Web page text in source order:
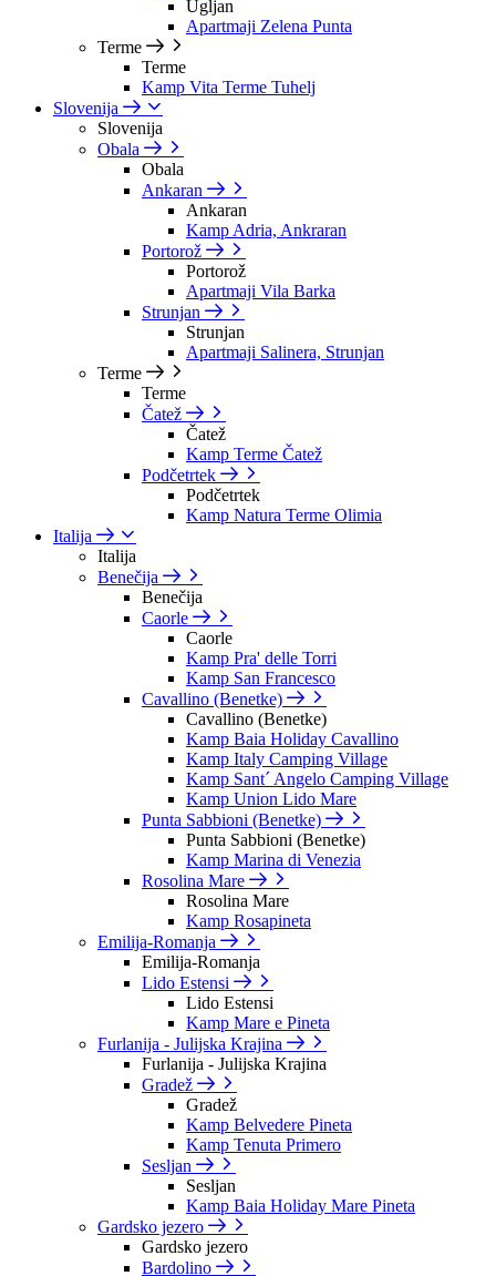
Ugljan
Apartmaji Zelena Punta
Terme
Terme
Kamp Vita Terme Tuhelj
Slovenija
Slovenija
Obala
Obala
Ankaran
Ankaran
Kamp Adria, Ankraran
Portorož
Portorož
Apartmaji Vila Barka
Strunjan
Strunjan
Apartmaji Salinera, Strunjan
Terme
Terme
Čatež
Čatež
Kamp Terme Čatež
Podčetrtek
Podčetrtek
Kamp Natura Terme Olimia
Italija
Italija
Benečija
Benečija
Caorle
Caorle
Kamp Pra' delle Torri
Kamp San Francesco
Cavallino (Benetke)
Cavallino (Benetke)
Kamp Baia Holiday Cavallino
Kamp Italy Camping Village
Kamp Sant´ Angelo Camping Village
Kamp Union Lido Mare
Punta Sabbioni (Benetke)
Punta Sabbioni (Benetke)
Kamp Marina di Venezia
Rosolina Mare
Rosolina Mare
Kamp Rosapineta
Emilija-Romanja
Emilija-Romanja
Lido Estensi
Lido Estensi
Kamp Mare e Pineta
Furlanija - Julijska Krajina
Furlanija - Julijska Krajina
Gradež
Gradež
Kamp Belvedere Pineta
Kamp Tenuta Primero
Sesljan
Sesljan
Kamp Baia Holiday Mare Pineta
Gardsko jezero
Gardsko jezero
Bardolino